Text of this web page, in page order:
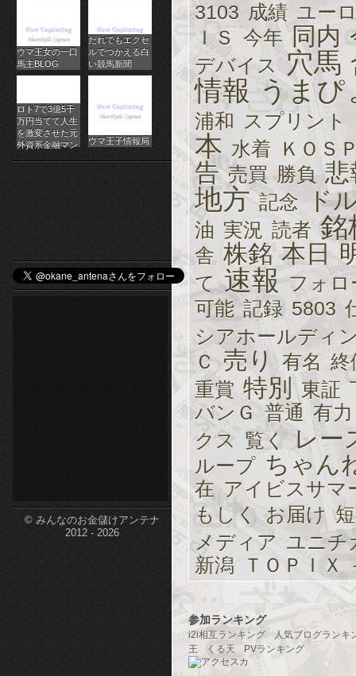
チ
ス
ロ
オ
ン
ラ
イ
ン
カ
ジ
ノ
etc-
ウマ王女の一口
馬主BLOG
だれでもエクセ
ルでつかえる白
い競馬新聞
ロト7で3億5千
万円当てて人生
を激変させた元
外資系金融マン
ウマ王子情報局
© みんなのお金儲けアンテナ
2012 - 2026
3103 成績 ユー
ＩＳ
今年 同内
デバイス 穴馬
情報 うまぴ
浦和 スプリント
本 水着 ＫＯＳ
告 売買 勝負 悲
地方 記念 ド
油 実況 読者 銘
舎 株銘 本日
て 速報 フォロ
可能 記録 5803
シアホールディ
Ｃ
売り 有名 終
重賞 特別 東証
バンＧ 普通 有力
クス 覧く レー
ループ ちゃん
在 アイビスサマ
もしく お届け
メディア ユニチ
新潟
ＴＯＰＩＸ
参加ランキング
i2i相互ランキング
人気ブログランキ
王
くる天 PVランキング